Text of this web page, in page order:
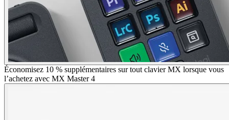
Économisez 10 % supplémentaires sur tout clavier MX lorsque vous
l’achetez avec MX Master 4